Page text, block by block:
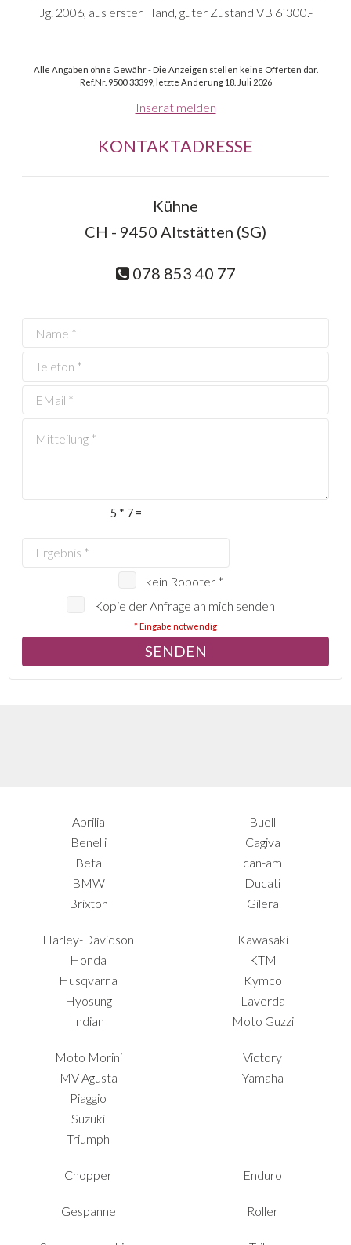
Jg. 2006, aus erster Hand, guter Zustand VB 6`300.-
Alle Angaben ohne Gewähr - Die Anzeigen stellen keine Offerten dar.
Ref.Nr. 9500'33399, letzte Änderung 18. Juli 2026
Inserat melden
KONTAKTADRESSE
Kühne
CH - 9450 Altstätten (SG)
078 853 40 77
5 * 7 =
kein Roboter *
Kopie der Anfrage an mich senden
* Eingabe notwendig
Aprilia
Benelli
Beta
BMW
Brixton
Buell
Cagiva
can-am
Ducati
Gilera
Harley-Davidson
Honda
Husqvarna
Hyosung
Indian
Kawasaki
KTM
Kymco
Laverda
Moto Guzzi
Moto Morini
MV Agusta
Piaggio
Suzuki
Triumph
Victory
Yamaha
Chopper Enduro
Gespanne Roller